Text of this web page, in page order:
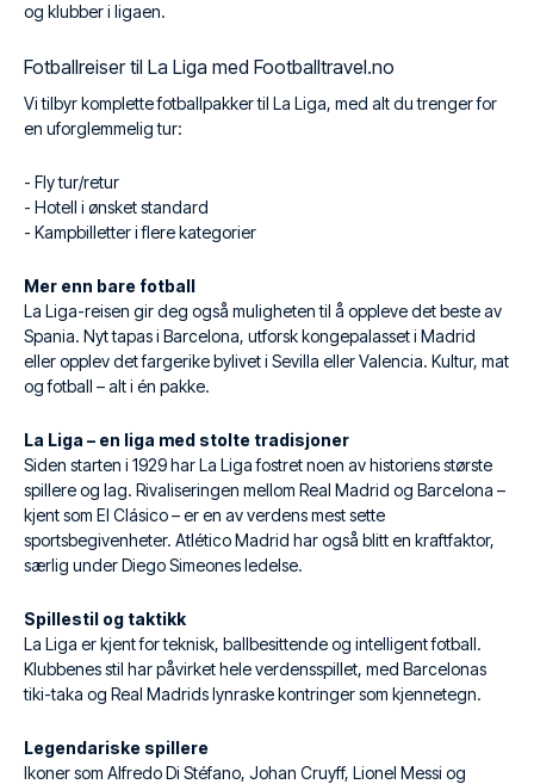
og klubber i ligaen.
Fotballreiser til La Liga med Footballtravel.no
Vi tilbyr komplette fotballpakker til La Liga, med alt du trenger for
en uforglemmelig tur:
- Fly tur/retur
- Hotell i ønsket standard
- Kampbilletter i flere kategorier
Mer enn bare fotball
La Liga-reisen gir deg også muligheten til å oppleve det beste av
Spania. Nyt tapas i Barcelona, utforsk kongepalasset i Madrid
eller opplev det fargerike bylivet i Sevilla eller Valencia. Kultur, mat
og fotball – alt i én pakke.
La Liga – en liga med stolte tradisjoner
Siden starten i 1929 har La Liga fostret noen av historiens største
spillere og lag. Rivaliseringen mellom Real Madrid og Barcelona –
kjent som El Clásico – er en av verdens mest sette
sportsbegivenheter. Atlético Madrid har også blitt en kraftfaktor,
særlig under Diego Simeones ledelse.
Spillestil og taktikk
La Liga er kjent for teknisk, ballbesittende og intelligent fotball.
Klubbenes stil har påvirket hele verdensspillet, med Barcelonas
tiki-taka og Real Madrids lynraske kontringer som kjennetegn.
Legendariske spillere
Ikoner som Alfredo Di Stéfano, Johan Cruyff, Lionel Messi og